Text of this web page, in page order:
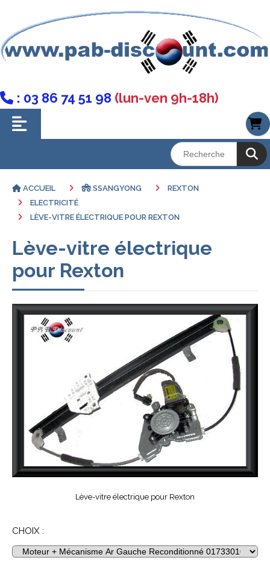
 : 03 86 74 51 98 (lun-ven 9h-18h)
ACCUEIL SSANGYONG
REXTON
ELECTRICITÉ
LÈVE-VITRE ÉLECTRIQUE POUR REXTON
Lève-vitre électrique
pour Rexton
Lève-vitre électrique pour Rexton
CHOIX :